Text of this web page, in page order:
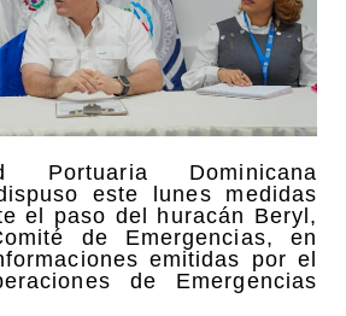
Portuaria Dominicana
este lunes medidas
el paso del huracán Beryl,
de Emergencias, en
emitidas por el
de Emergencias